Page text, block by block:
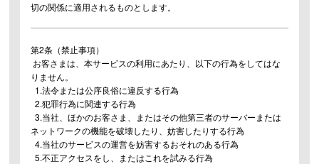
切の関係に適用されるものとします。
第2条（禁止事項）
お客さまは、本サービスの利用にあたり、以下の行為をしてはな
りません。
1.法令または公序良俗に違反する行為
2.犯罪行為に関連する行為
3.当社、ほかのお客さま、またはその他第三者のサーバーまたは
ネットワークの機能を破壊したり、妨害したりする行為
4.当社のサービスの運営を妨害するおそれのある行為
5.不正アクセスをし、またはこれを試みる行為